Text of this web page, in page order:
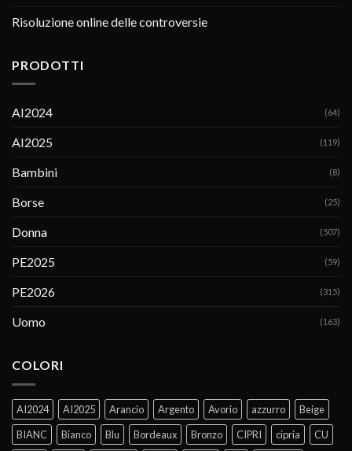
Risoluzione online delle controversie
PRODOTTI
AI2024 (64)
AI2025 (119)
Bambini (8)
Borse (25)
Donna (507)
PE2025 (59)
PE2026 (315)
Uomo (163)
COLORI
AI2024 AI2025 Arancio Argento Avorio azzurro
Beige
BIANC
Bianco Blu Bordeaux Bronzo CIPRI cipria CU